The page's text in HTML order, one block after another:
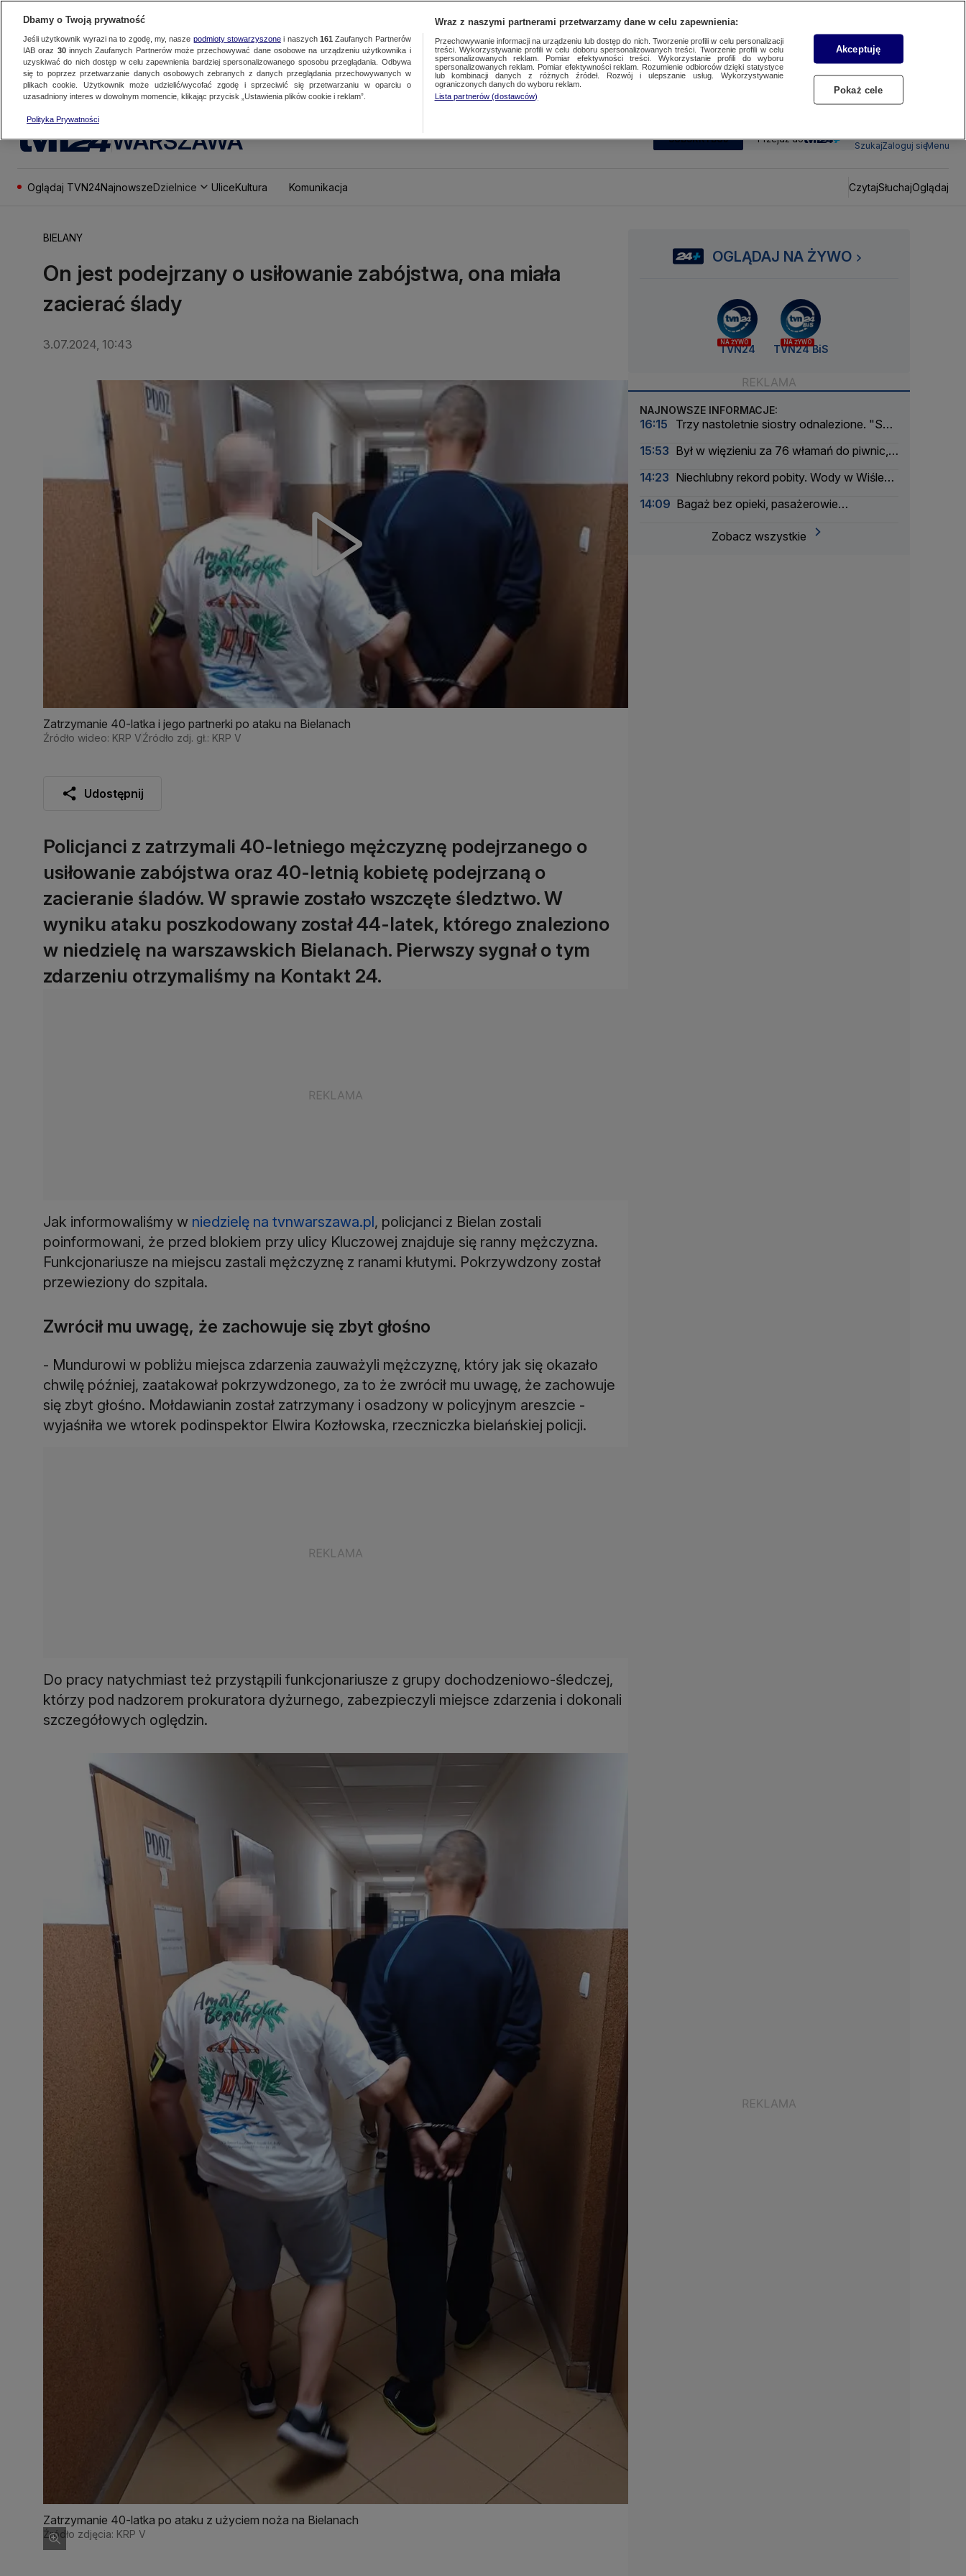
WARSZAWA SUBSKRYBUJ Przejdź do
SzukajZaloguj sięMenu
Oglądaj TVN24NajnowszeDzielnice UliceKultura Komunikacja CzytajSłuchajOglądaj
BIELANY
On jest podejrzany o usiłowanie zabójstwa, ona miała
zacierać ślady
3.07.2024, 10:43
Zatrzymanie 40-latka i jego partnerki po ataku na Bielanach
Źródło wideo: KRP VŹródło zdj. gł.: KRP V
Udostępnij
Policjanci z zatrzymali 40-letniego mężczyznę podejrzanego o
usiłowanie zabójstwa oraz 40-letnią kobietę podejrzaną o
zacieranie śladów. W sprawie zostało wszczęte śledztwo. W
wyniku ataku poszkodowany został 44-latek, którego znaleziono
w niedzielę na warszawskich Bielanach. Pierwszy sygnał o tym
zdarzeniu otrzymaliśmy na Kontakt 24.
Jak informowaliśmy w niedzielę na tvnwarszawa.pl, policjanci z Bielan zostali
poinformowani, że przed blokiem przy ulicy Kluczowej znajduje się ranny mężczyzna.
Funkcjonariusze na miejscu zastali mężczyznę z ranami kłutymi. Pokrzywdzony został
przewieziony do szpitala.
Zwrócił mu uwagę, że zachowuje się zbyt głośno
- Mundurowi w pobliżu miejsca zdarzenia zauważyli mężczyznę, który jak się okazało
chwilę później, zaatakował pokrzywdzonego, za to że zwrócił mu uwagę, że zachowuje
się zbyt głośno. Mołdawianin został zatrzymany i osadzony w policyjnym areszcie -
wyjaśniła we wtorek podinspektor Elwira Kozłowska, rzeczniczka bielańskiej policji.
Do pracy natychmiast też przystąpili funkcjonariusze z grupy dochodzeniowo-śledczej,
którzy pod nadzorem prokuratora dyżurnego, zabezpieczyli miejsce zdarzenia i dokonali
szczegółowych oględzin.
Zatrzymanie 40-latka po ataku z użyciem noża na Bielanach
Źródło zdjęcia: KRP V
OGLĄDAJ NA ŻYWO
NA ŻYWO
TVN24
NA ŻYWO
TVN24 BiS
NAJNOWSZE INFORMACJE:
16:15
Trzy nastoletnie siostry odnalezione. "Są
15:53 Był w więzieniu za 76 włamań do piwnic,
14:23 Niechlubny rekord pobity. Wody w Wiśle
14:09 Bagaż bez opieki, pasażerowie
Zobacz wszystkie
Dbamy o Twoją prywatność
Jeśli użytkownik wyrazi na to zgodę, my, nasze podmioty stowarzyszonei naszych 161 Zaufanych Partnerów
IAB oraz 30innych Zaufanych Partnerów może przechowywać dane osobowe na urządzeniu użytkownika i
uzyskiwać do nich dostęp w celu zapewnienia bardziej spersonalizowanego sposobu przeglądania. Odbywa
się to poprzez przetwarzanie danych osobowych zebranych z danych przeglądania przechowywanych w
plikach cookie. Użytkownik może udzielić/wycofać zgodę i sprzeciwić się przetwarzaniu w oparciu o
uzasadniony interes w dowolnym momencie, klikając przycisk „Ustawienia plików cookie i reklam”.
Polityka Prywatności
Wraz z naszymi partnerami przetwarzamy dane w celu zapewnienia:
Przechowywanie informacji na urządzeniu lub dostęp do nich. Tworzenie profili w celu personalizacji
treści. Wykorzystywanie profili w celu doboru spersonalizowanych treści. Tworzenie profili w celu
spersonalizowanych reklam. Pomiar efektywności treści. Wykorzystanie profili do wyboru
spersonalizowanych reklam. Pomiar efektywności reklam. Rozumienie odbiorców dzięki statystyce
lub kombinacji danych z różnych źródeł. Rozwój i ulepszanie usług. Wykorzystywanie
ograniczonych danych do wyboru reklam.
Lista partnerów (dostawców)
Akceptuję
Pokaż cele